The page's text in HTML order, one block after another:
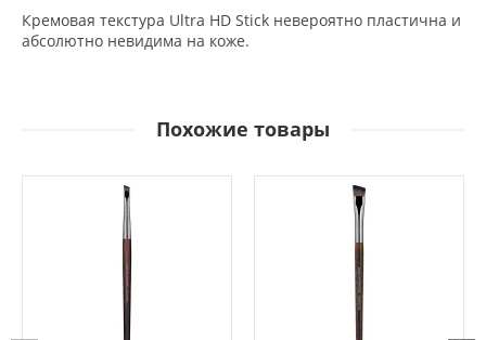
Кремовая текстура Ultra HD Stick невероятно пластична и
абсолютно невидима на коже.
Похожие товары